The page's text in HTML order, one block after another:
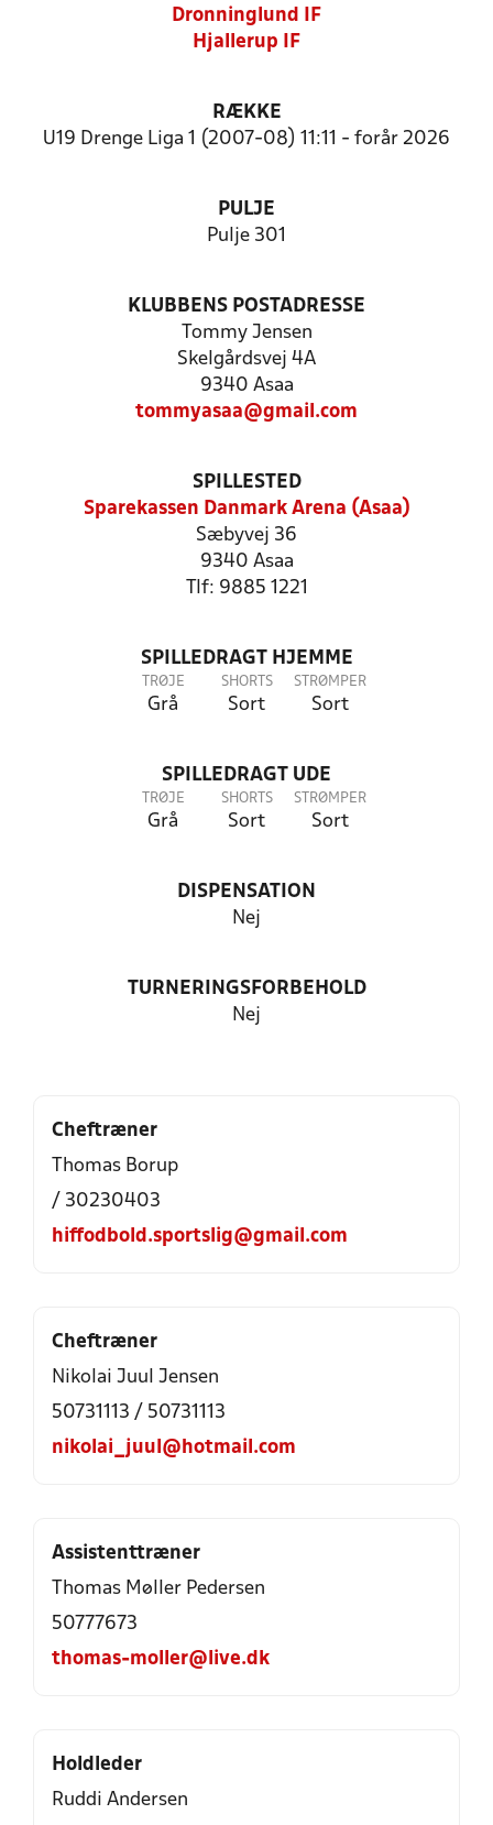
Dronninglund IF
Hjallerup IF
RÆKKE
U19 Drenge Liga 1 (2007-08) 11:11 - forår 2026
PULJE
Pulje 301
KLUBBENS POSTADRESSE
Tommy Jensen
Skelgårdsvej 4A
9340 Asaa
tommyasaa@gmail.com
SPILLESTED
Sparekassen Danmark Arena (Asaa)
Sæbyvej 36
9340 Asaa
Tlf: 9885 1221
SPILLEDRAGT HJEMME
TRØJE
Grå
SHORTS
Sort
STRØMPER
Sort
SPILLEDRAGT UDE
TRØJE
Grå
SHORTS
Sort
STRØMPER
Sort
DISPENSATION
Nej
TURNERINGSFORBEHOLD
Nej
Cheftræner
Thomas Borup
/ 30230403
hiffodbold.sportslig@gmail.com
Cheftræner
Nikolai Juul Jensen
50731113 / 50731113
nikolai_juul@hotmail.com
Assistenttræner
Thomas Møller Pedersen
50777673
thomas-moller@live.dk
Holdleder
Ruddi Andersen